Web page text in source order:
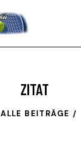
ZITAT
ALLE BEITRÄGE